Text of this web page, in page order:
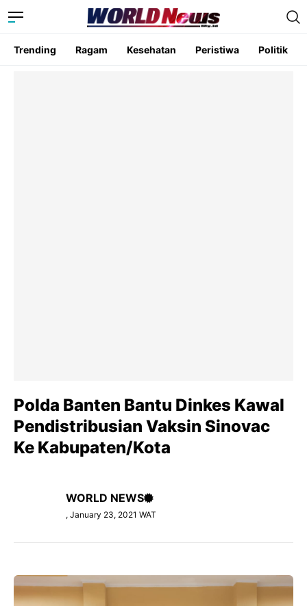
Trending Ragam Kesehatan Peristiwa Politik
Polda Banten Bantu Dinkes Kawal
Pendistribusian Vaksin Sinovac
Ke Kabupaten/Kota
WORLD NEWS
, January 23, 2021 WAT